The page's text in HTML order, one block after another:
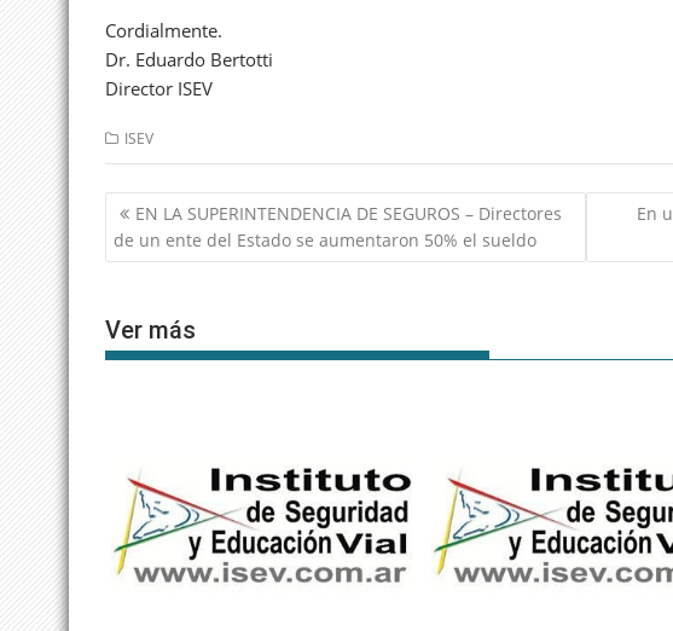
Cordialmente.
Dr. Eduardo Bertotti
Director ISEV
ISEV
Navegación
de
entradas
EN LA SUPERINTENDENCIA DE SEGUROS – Directores
de un ente del Estado se aumentaron 50% el sueldo
En
Ver más